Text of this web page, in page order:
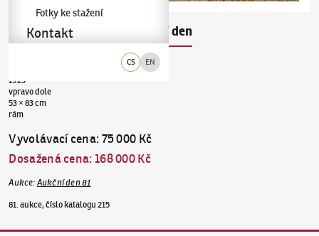
CS EN
Fotky ke stažení
Kontakt
Willi Nowak Letní den
1923
vpravo dole
53 × 83 cm
rám
Vyvolávací cena:75 000 Kč
Dosažená cena: 168 000 Kč
Aukce: Aukční den 81
81. aukce, číslo katalogu 215